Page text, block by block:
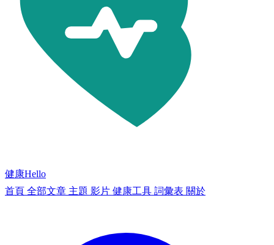
健康Hello
首頁 全部文章 主題 影片 健康工具 詞彙表 關於